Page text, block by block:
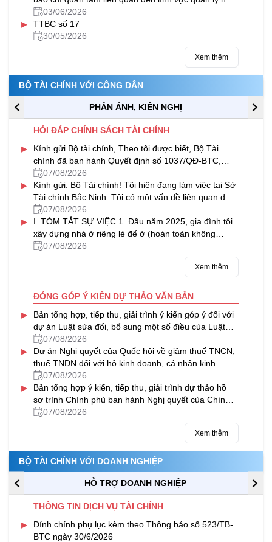
nước của Bộ Tài chính trong tháng 5/2026
03/06/2026
▸
TTBC số 17
30/05/2026
Xem thêm
BỘ TÀI CHÍNH VỚI CÔNG DÂN
PHẢN ÁNH, KIẾN NGHỊ
HỎI ĐÁP CHÍNH SÁCH TÀI CHÍNH
▸
Kính gửi Bộ tài chính, Theo tôi được biết, Bộ Tài
chính đã ban hành Quyết định số 1037/QĐ-BTC,
chính thức công bố quy trình...
07/08/2026
▸
Kính gửi: Bộ Tài chính! Tôi hiện đang làm việc tại Sở
Tài chính Bắc Ninh. Tôi có một vấn đề liên quan đến
lĩnh vực đầu tư...
07/08/2026
▸
I. TÓM TẮT SỰ VIỆC 1. Đầu năm 2025, gia đình tôi
xây dựng nhà ở riêng lẻ để ở (hoàn toàn không
nhằm mục đích kinh doanh) tại...
07/08/2026
Xem thêm
ĐÓNG GÓP Ý KIẾN DỰ THẢO VĂN BẢN
▸
Bản tổng hợp, tiếp thu, giải trình ý kiến góp ý đối với
dự án Luật sửa đổi, bổ sung một số điều của Luật
Thuế tài nguyên
07/08/2026
▸
Dự án Nghị quyết của Quốc hội về giảm thuế TNCN,
thuế TNDN đối với hộ kinh doanh, cá nhân kinh
doanh và doanh nghiệp
07/08/2026
▸
Bản tổng hợp ý kiến, tiếp thu, giải trình dự thảo hồ
sơ trình Chính phủ ban hành Nghị quyết của Chính
phủ về việc VIMC được chia cổ tức bằng cổ phiếu từ
nguồn lợi nhuận sau thuế chưa phân phối của năm
07/08/2026
Xem thêm
BỘ TÀI CHÍNH VỚI DOANH NGHIỆP
HỖ TRỢ DOANH NGHIỆP
THÔNG TIN DỊCH VỤ TÀI CHÍNH
▸
Đính chính phụ lục kèm theo Thông báo số 523/TB-
BTC ngày 30/6/2026